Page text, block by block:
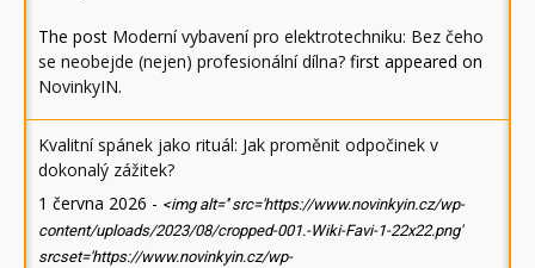
The post Moderní vybavení pro elektrotechniku: Bez čeho
se neobejde (nejen) profesionální dílna? first appeared on
NovinkyIN.
Kvalitní spánek jako rituál: Jak proměnit odpočinek v
dokonalý zážitek?
1 června 2026 - <img alt='' src='https://www.novinkyin.cz/wp-
content/uploads/2023/08/cropped-001.-Wiki-Favi-1-22x22.png'
srcset='https://www.novinkyin.cz/wp-